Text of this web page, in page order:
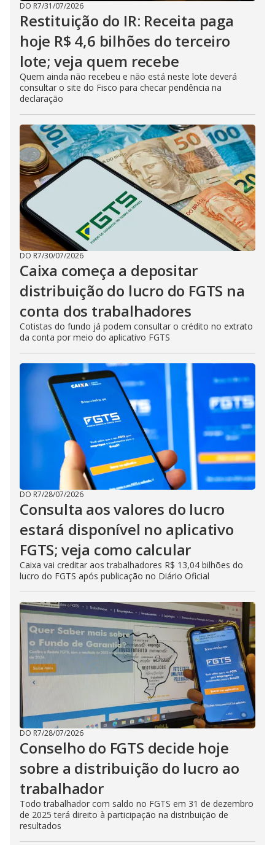
DO R7/31/07/2026
Restituição do IR: Receita paga
hoje R$ 4,6 bilhões do terceiro
lote; veja quem recebe
Quem ainda não recebeu e não está neste lote deverá
consultar o site do Fisco para checar pendência na
declaração
DO R7/30/07/2026
Caixa começa a depositar
distribuição do lucro do FGTS na
conta dos trabalhadores
Cotistas do fundo já podem consultar o crédito no extrato
da conta por meio do aplicativo FGTS
DO R7/28/07/2026
Consulta aos valores do lucro
estará disponível no aplicativo
FGTS; veja como calcular
Caixa vai creditar aos trabalhadores R$ 13,04 bilhões do
lucro do FGTS após publicação no Diário Oficial
DO R7/28/07/2026
Conselho do FGTS decide hoje
sobre a distribuição do lucro ao
trabalhador
Todo trabalhador com saldo no FGTS em 31 de dezembro
de 2025 terá direito à participação na distribuição de
resultados